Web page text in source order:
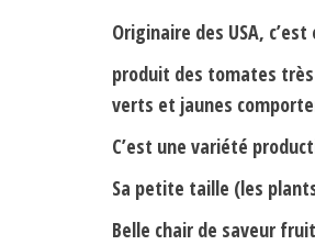
Originaire des USA,
produit des tomates
verts et jaunes
C’est une variété
Sa petite taille (les
Belle chair de saveur